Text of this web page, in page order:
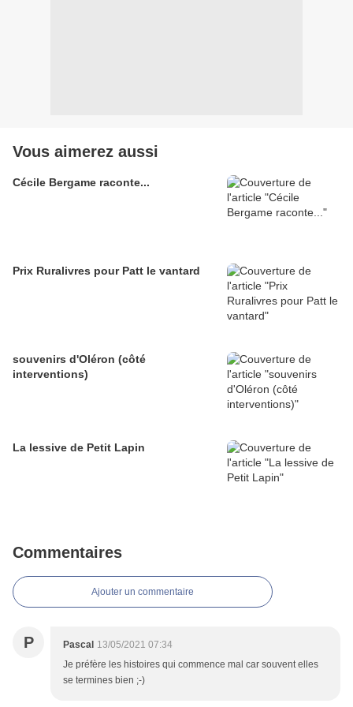
Vous aimerez aussi
Cécile Bergame raconte...
Prix Ruralivres pour Patt le vantard
souvenirs d'Oléron (côté
interventions)
La lessive de Petit Lapin
Commentaires
Ajouter un commentaire
P Pascal 13/05/2021 07:34
Je préfère les histoires qui commence mal car souvent elles
se termines bien ;-)